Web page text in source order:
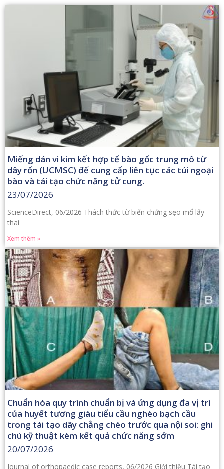
Miếng dán vi kim kết hợp tế bào gốc trung mô từ
dây rốn (UCMSC) để cung cấp liên tục các túi ngoại
bào và tái tạo chức năng tử cung.
23/07/2026
ScienceDirect, 06/2026 Thách thức từ biến chứng sẹo mổ lấy
thai
Xem thêm »
Chuẩn hóa quy trình chuẩn bị và ứng dụng đa vị trí
của huyết tương giàu tiểu cầu nghèo bạch cầu
trong tái tạo dây chằng chéo trước qua nội soi: ghi
chú kỹ thuật kèm kết quả chức năng sớm
20/07/2026
Journal of orthopaedic case reports, 06/2026 Giới thiệu Tái tạo